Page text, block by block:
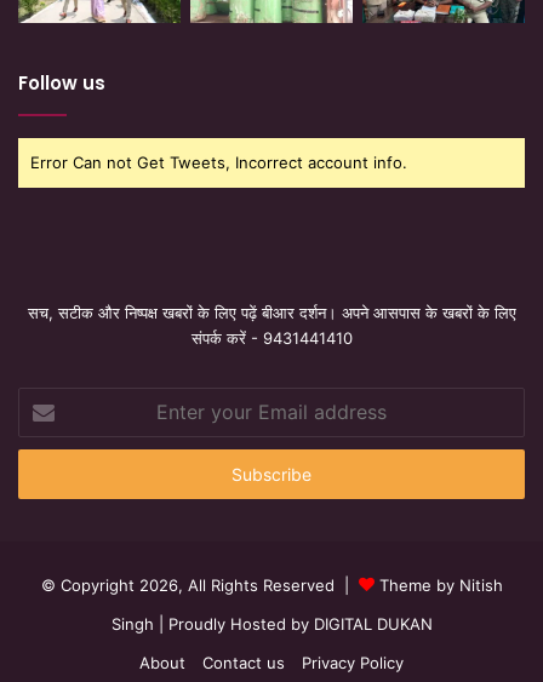
Follow us
Error Can not Get Tweets, Incorrect account info.
सच, सटीक और निष्पक्ष खबरों के लिए पढ़ें बीआर दर्शन। अपने आसपास के खबरों के लिए
संपर्क करें - 9431441410
your
Email
© Copyright 2026, All Rights Reserved |
Theme by Nitish
Singh | Proudly Hosted by DIGITAL DUKAN
About
Contact us Privacy Policy